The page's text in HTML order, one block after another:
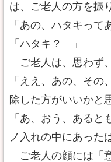
は、ご老人の方を振
「あの、ハタキっ
「ハタキ？ 」
ご老人は、思わず
「ええ、あの、そ
除した方がいいかと
「あ、おう、ある
ノ入れの中にあった
ご老人の顔には「